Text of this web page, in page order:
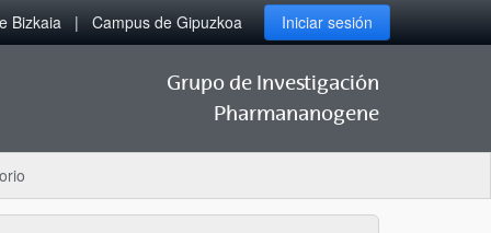
Bizkaia Campus de Gipuzkoa Iniciar sesión
Grupo de Investigación
Pharmananogene